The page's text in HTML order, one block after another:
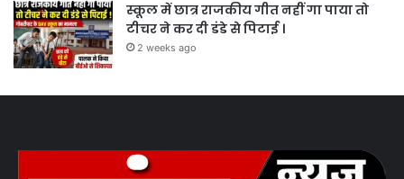
स्कूल में छात्र राजकीय गीत नहीं गा पाया तो
टीचर ने कर दी डंडे से पिटाई ।
2 weeks ago